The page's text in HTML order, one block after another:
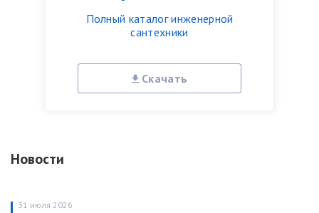
Полный каталог инженерной
сантехники
Скачать
Новости
31 июля 2026